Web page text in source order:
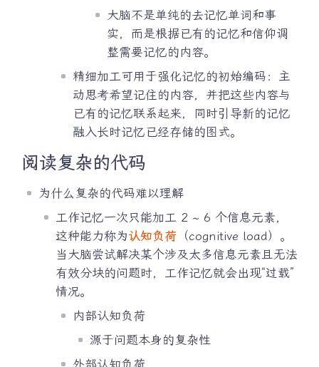
大脑不是单纯的去记忆单词和事
实，而是根据已有的记忆和信仰调
整需要记忆的内容。
精细加工可用于强化记忆的初始编码：主
动思考希望记住的内容，并把这些内容与
已有的记忆联系起来，同时引导新的记忆
融入长时记忆已经存储的图式。
阅读复杂的代码
为什么复杂的代码难以理解
工作记忆一次只能加工 2 ~ 6 个信息元素，
这种能力称为认知负荷 （cognitive load）。
当大脑尝试解决某个涉及太多信息元素且无法
有效分块的问题时，工作记忆就会出现“过载”
情况。
内部认知负荷
源于问题本身的复杂性